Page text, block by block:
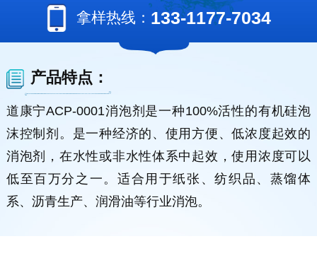
产品特点：
道康宁ACP-0001消泡剂是一种100%活性的有机硅泡
沫控制剂。是一种经济的、使用方便、低浓度起效的
消泡剂，在水性或非水性体系中起效，使用浓度可以
低至百万分之一。适合用于纸张、纺织品、蒸馏体
系、沥青生产、润滑油等行业消泡。
拿样热线： 133-1177-7034